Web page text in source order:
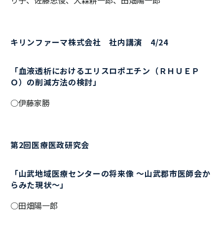
キリンファーマ株式会社 社内講演 4/24
「血液透析におけるエリスロポエチン（ＲＨＵＥＰ
Ｏ）の削減方法の検討」
○伊藤家勝
第2回医療医政研究会
「山武地域医療センターの将来像 ～山武郡市医師会か
らみた現状～」
○田畑陽一郎